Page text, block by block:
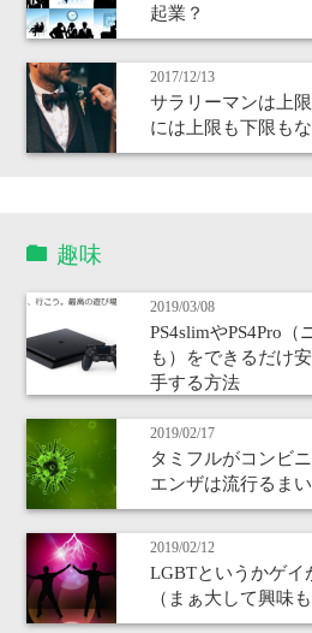
起業？
2017/12/13
サラリーマンは上
には上限も下限も
趣味
2019/03/08
PS4slimやPS4Pro
も）をできるだけ
手する方法
2019/02/17
タミフルがコンビ
エンザは流行るまい
2019/02/12
LGBTというかゲイ
（まぁ大して興味